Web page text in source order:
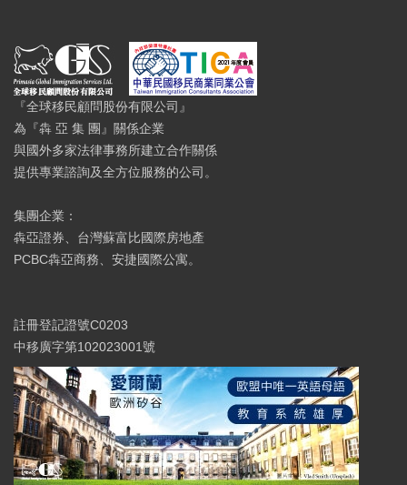
『全球移民顧問股份有限公司』
為『犇 亞 集 團』關係企業
與國外多家法律事務所建立合作關係
提供專業諮詢及全方位服務的公司。
集團企業：
犇亞證券、台灣蘇富比國際房地產
PCBC犇亞商務、安捷國際公寓。
註冊登記證號C0203
中移廣字第102023001號